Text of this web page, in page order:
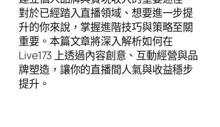
對於已經踏入直播領域、想要進一步提
升的你來說，掌握進階技巧與策略至關
重要。本篇文章將深入解析如何在
Live173 上透過內容創意、互動經營與品
牌塑造，讓你的直播間人氣與收益穩步
提升。